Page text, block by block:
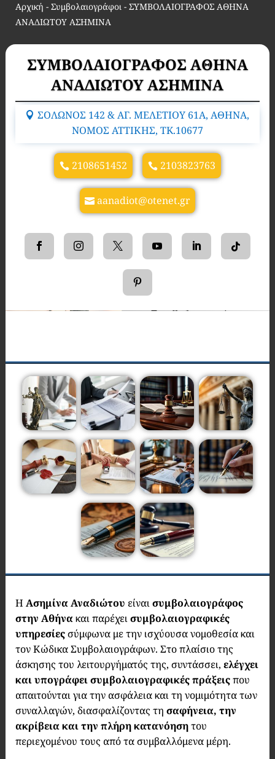
Αρχική - Συμβολαιογράφοι- ΣΥΜΒΟΛΑΙΟΓΡΑΦΟΣ ΑΘΗΝΑ
ΑΝΑΔΙΩΤΟΥ ΑΣΗΜΙΝΑ
ΣΥΜΒΟΛΑΙΟΓΡΑΦΟΣ ΑΘΗΝΑ
ΑΝΑΔΙΩΤΟΥ ΑΣΗΜΙΝΑ
ΣΟΛΩΝΟΣ 142 & ΑΓ. ΜΕΛΕΤΙΟΥ 61Α, ΑΘΗΝΑ,
ΝΟΜΟΣ ΑΤΤΙΚΗΣ, TK.10677
2108651452 2103823763
aanadiot@otenet.gr
Η Ασημίνα Αναδιώτου είναισυμβολαιογράφος
στην Αθήνακαι παρέχεισυμβολαιογραφικές
υπηρεσίεςσύμφωνα με την ισχύουσα νομοθεσία και
τον Κώδικα Συμβολαιογράφων. Στο πλαίσιο της
άσκησης του λειτουργήματός της, συντάσσει, ελέγχει
και υπογράφει συμβολαιογραφικές πράξειςπου
απαιτούνται για την ασφάλεια και τη νομιμότητα των
συναλλαγών, διασφαλίζοντας τη σαφήνεια, την
ακρίβεια και την πλήρη κατανόησητου
περιεχομένου τους από τα συμβαλλόμενα μέρη.